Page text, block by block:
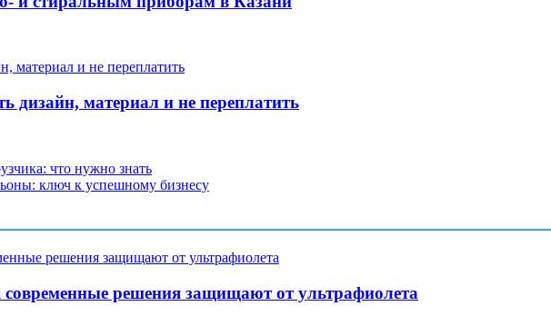
материал и не переплатить
что нужно знать
ключ к успешному бизнесу
решения защищают от ультрафиолета